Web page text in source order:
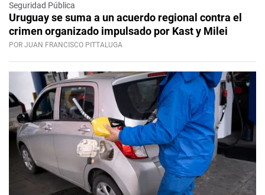
Seguridad Pública
Uruguay se suma a un acuerdo regional contra el
crimen organizado impulsado por Kast y Milei
POR JUAN FRANCISCO PITTALUGA